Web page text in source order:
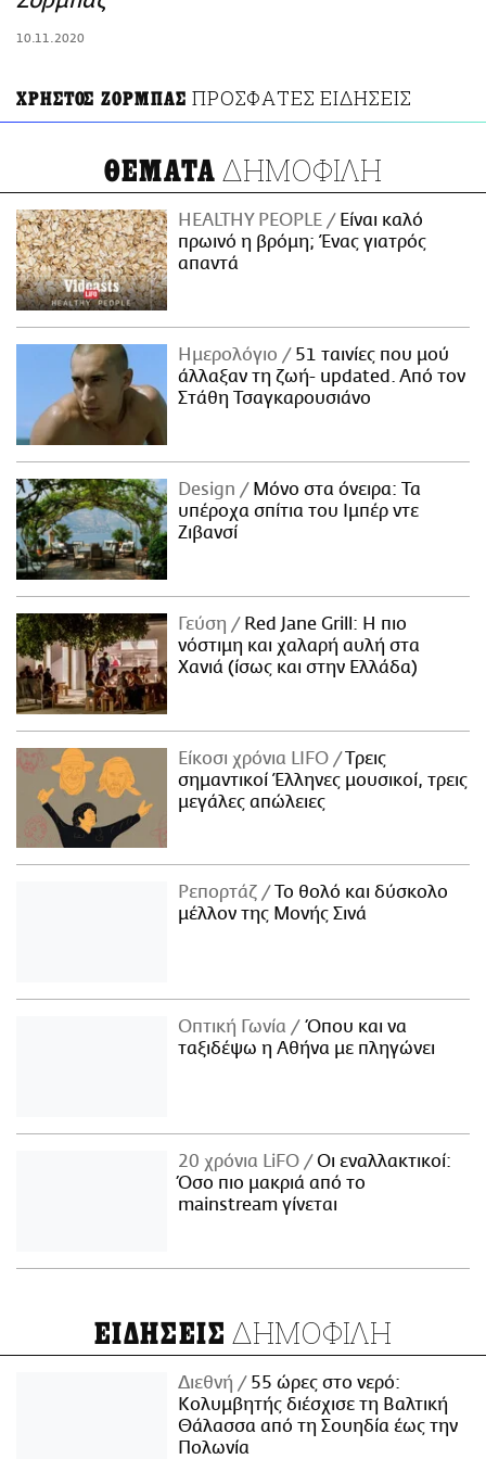
10.11.2020
ΧΡΗΣΤΟΣ ΖΟΡΜΠΑΣ ΠΡΟΣΦΑΤΕΣ ΕΙΔΗΣΕΙΣ
ΘΕΜΑΤΑ ΔΗΜΟΦΙΛΗ
HEALTHY PEOPLE
Είναι καλό
πρωινό η βρόμη; Ένας γιατρός
απαντά
Ημερολόγιο
51 ταινίες που μού
άλλαξαν τη ζωή- updated. Aπό τον
Στάθη Τσαγκαρουσιάνο
Design
Μόνο στα όνειρα: Τα
υπέροχα σπίτια του Ιμπέρ ντε
Ζιβανσί
Γεύση
Red Jane Grill: Η πιο
νόστιμη και χαλαρή αυλή στα
Χανιά (ίσως και στην Ελλάδα)
Είκοσι χρόνια LIFO
Tρεις
σημαντικοί Έλληνες μουσικοί, τρεις
μεγάλες απώλειες
Ρεπορτάζ
Το θολό και δύσκολο
μέλλον της Μονής Σινά
Οπτική Γωνία
Όπου και να
ταξιδέψω η Αθήνα με πληγώνει
20 χρόνια LiFO
Οι εναλλακτικοί:
Όσο πιο μακριά από το
mainstream γίνεται
ΕΙΔΗΣΕΙΣ ΔΗΜΟΦΙΛΗ
Διεθνή
55 ώρες στο νερό:
Κολυμβητής διέσχισε τη Βαλτική
Θάλασσα από τη Σουηδία έως την
Πολωνία